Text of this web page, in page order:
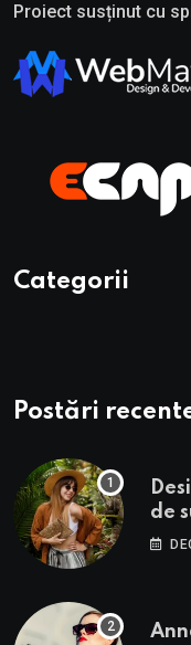
Proiect susținut cu
Categorii
Postări
de